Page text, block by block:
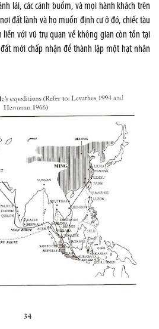
lái, các cánh buồm, và mọi hành khách trên
đất lành và họ muốn định cư ở đó, chiếc tàu
liền với vũ trụ quan về không gian còn tồn tại
mới chấp nhận để thành lập một hạt nhân